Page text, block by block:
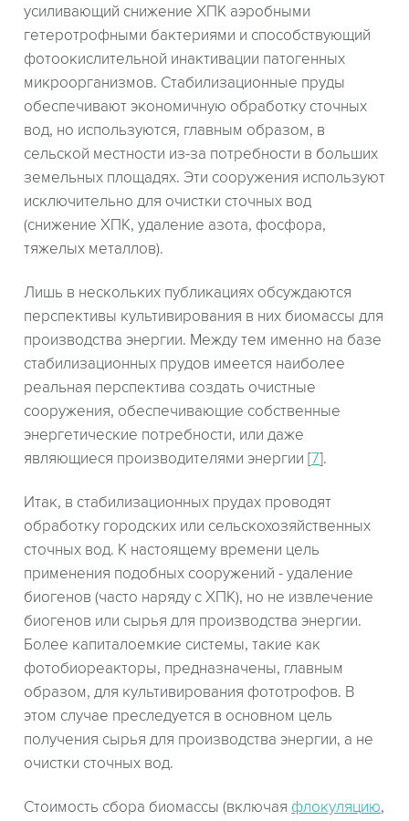
усиливающий снижение ХПК аэробными
гетеротрофными бактериями и способствующий
фотоокислительной инактивации патогенных
микроорганизмов. Стабилизационные пруды
обеспечивают экономичную обработку сточных
вод, но используются, главным образом, в
сельской местности из-за потребности в больших
земельных площадях. Эти сооружения используют
исключительно для очистки сточных вод
(снижение ХПК, удаление азота, фосфора,
тяжелых металлов).
Лишь в нескольких публикациях обсуждаются
перспективы культивирования в них биомассы для
производства энергии. Между тем именно на базе
стабилизационных прудов имеется наиболее
реальная перспектива создать очистные
сооружения, обеспечивающие собственные
энергетические потребности, или даже
являющиеся производителями энергии [7].
Итак, в стабилизационных прудах проводят
обработку городских или сельскохозяйственных
сточных вод. К настоящему времени цель
применения подобных сооружений - удаление
биогенов (часто наряду с ХПК), но не извлечение
биогенов или сырья для производства энергии.
Более капиталоемкие системы, такие как
фотобиореакторы, предназначены, главным
образом, для культивирования фототрофов. В
этом случае преследуется в основном цель
получения сырья для производства энергии, а не
очистки сточных вод.
Стоимость сбора биомассы (включая флокуляцию,